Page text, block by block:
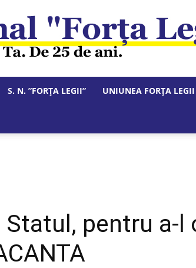
S. N. ”FORȚA LEGII” UNIUNEA FORȚA LEGII
Statul, pentru a-l